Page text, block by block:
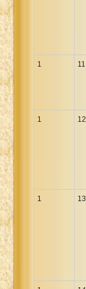
1 11
1 12
1 13